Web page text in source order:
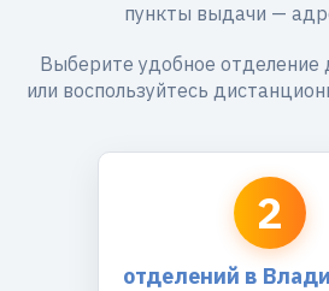
пункты выдачи —
Выберите удобное отделение
или воспользуйтесь
2
отделений в